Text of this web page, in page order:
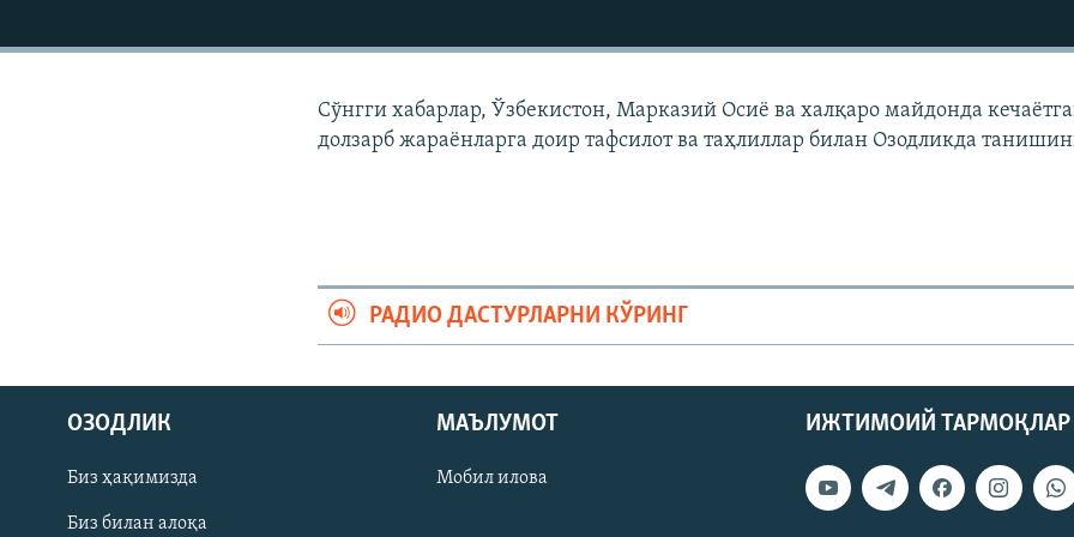
На русском
ИЖТИМОИЙ ТАРМОҚЛАР
Сўнгги хабарлар, Ўзбекистон, Марказий Осиë ва халқаро майдонда
долзарб жараëнларга доир тафсилот ва таҳлиллар билан Озодликда
РАДИО ДАСТУРЛАРНИ КЎРИНГ
ИЖТИМОИЙ ТАРМОҚЛАР
ОЗОДЛИК
Биз ҳақимизда
Биз билан алоқа
МАЪЛУМОТ
Мобил илова